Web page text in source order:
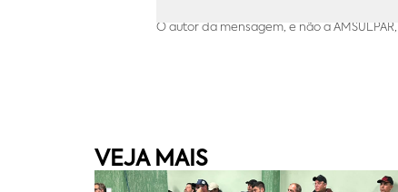
O autor da mensagem, e não a
VEJA MAIS